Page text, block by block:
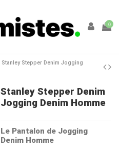
0
Stanley Stepper Denim Jogging
Stanley Stepper Denim
Jogging Denim Homme
Le Pantalon de Jogging
Denim Homme